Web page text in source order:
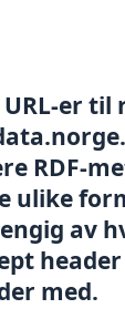
er til
RDF-
ulike
av
med.